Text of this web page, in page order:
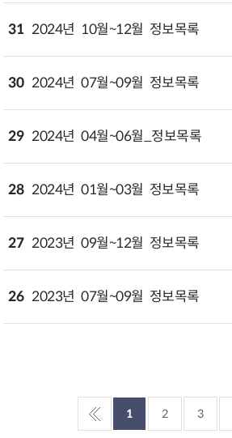
31 2024년 10월~12월 정보목록​
30 2024년 07월~09월 정보목록​
29 2024년 04월~06월_정보목록
28 2024년 01월~03월 정보목록​
27 2023년 09월~12월 정보목록​
26 2023년 07월~09월 정보목록​
1 2 3